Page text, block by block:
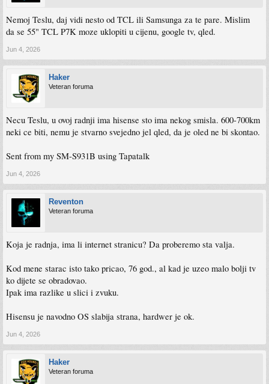
Nemoj Teslu, daj vidi nesto od TCL ili Samsunga za te pare. Mislim
da se 55" TCL P7K moze uklopiti u cijenu, google tv, qled.
Jun 4, 2026
Haker
Veteran foruma
Necu Teslu, u ovoj radnji ima hisense sto ima nekog smisla. 600-700km
neki ce biti, nemu je stvarno svejedno jel qled, da je oled ne bi skontao.
Sent from my SM-S931B using Tapatalk
Jun 4, 2026
Reventon
Veteran foruma
Koja je radnja, ima li internet stranicu? Da proberemo sta valja.
Kod mene starac isto tako pricao, 76 god., al kad je uzeo malo bolji tv
ko dijete se obradovao.
Ipak ima razlike u slici i zvuku.
Hisensu je navodno OS slabija strana, hardwer je ok.
Jun 4, 2026
Haker
Veteran foruma